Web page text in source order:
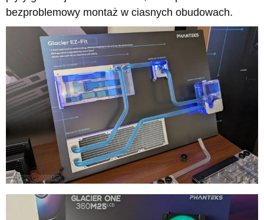
bezproblemowy montaż w ciasnych obudowach.